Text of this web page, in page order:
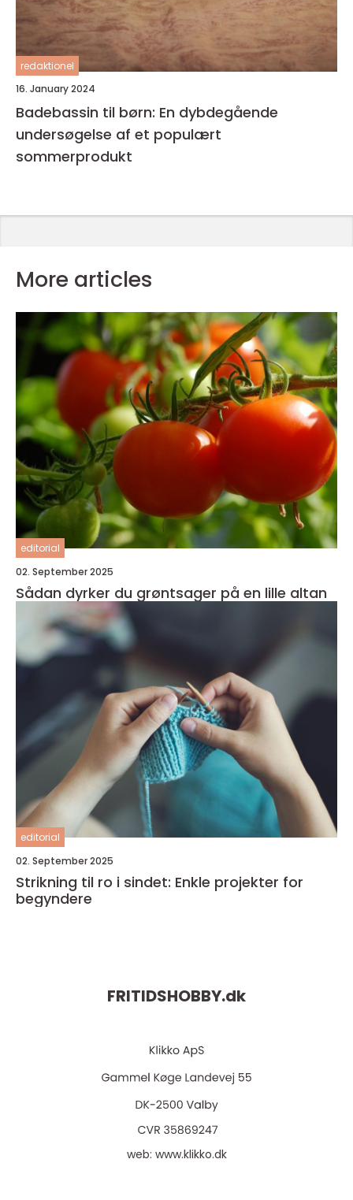
redaktionel
16. January 2024
Badebassin til børn: En dybdegående
undersøgelse af et populært
sommerprodukt
More articles
editorial
02. September 2025
Sådan dyrker du grøntsager på en lille altan
editorial
02. September 2025
Strikning til ro i sindet: Enkle projekter for
begyndere
FRITIDSHOBBY.dk
web: www.klikko.dk